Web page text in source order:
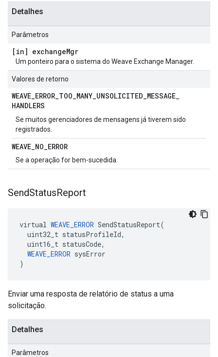
Detalhes
Parâmetros
[in] exchangeMgr
Um ponteiro para o sistema do Weave Exchange Manager.
Valores de retorno
WEAVE_ERROR_TOO_MANY_UNSOLICITED_MESSAGE_
HANDLERS
Se muitos gerenciadores de mensagens já tiverem sido
registrados.
WEAVE_NO_ERROR
Se a operação for bem-sucedida.
SendStatusReport
virtual WEAVE_ERROR SendStatusReport(
  uint32_t statusProfileId,
  uint16_t statusCode,
WEAVE_ERROR sysError
)
Enviar uma resposta de relatório de status a uma
solicitação.
Detalhes
Parâmetros